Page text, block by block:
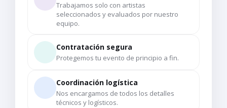
Trabajamos solo con artistas
seleccionados y evaluados por nuestro
equipo.
Contratación segura
Protegemos tu evento de principio a fin.
Coordinación logística
Nos encargamos de todos los detalles
técnicos y logísticos.